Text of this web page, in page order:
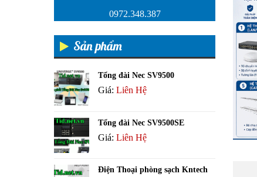
0972.348.387
Sản phẩm
Tổng đài Nec SV9500
Giá: Liên Hệ
Tổng đài Nec SV9500SE
Giá: Liên Hệ
Điện Thoại phòng sạch Kntech